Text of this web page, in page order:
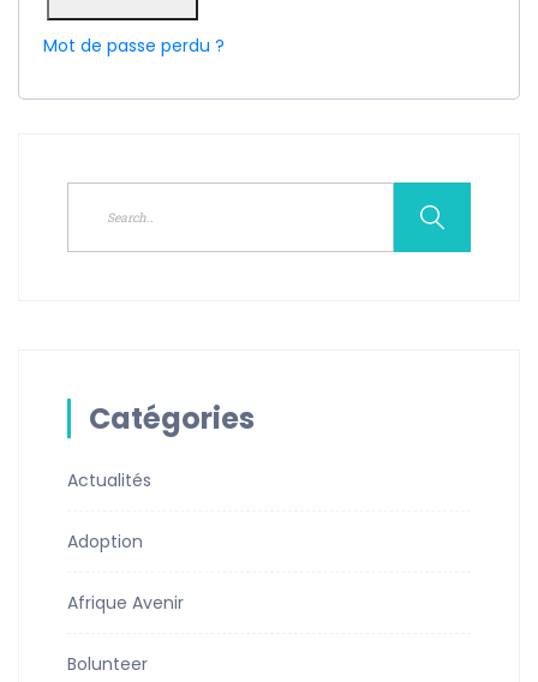
Mot de passe perdu ?
Catégories
Actualités
Adoption
Afrique Avenir
Bolunteer